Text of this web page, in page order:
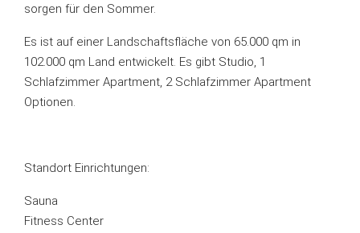
sorgen für den Sommer.
Es ist auf einer Landschaftsfläche von 65.000 qm in
102.000 qm Land entwickelt. Es gibt Studio, 1
Schlafzimmer Apartment, 2 Schlafzimmer Apartment
Optionen.
Standort Einrichtungen:
Sauna
Fitness Center